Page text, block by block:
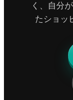
く、自分
たショッ